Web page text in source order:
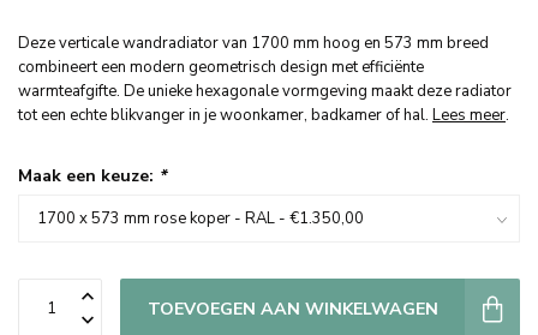
Deze verticale wandradiator van 1700 mm hoog en 573 mm breed
combineert een modern geometrisch design met efficiënte
warmteafgifte. De unieke hexagonale vormgeving maakt deze radiator
tot een echte blikvanger in je woonkamer, badkamer of hal. Lees meer.
Maak een keuze: *
TOEVOEGEN AAN WINKELWAGEN